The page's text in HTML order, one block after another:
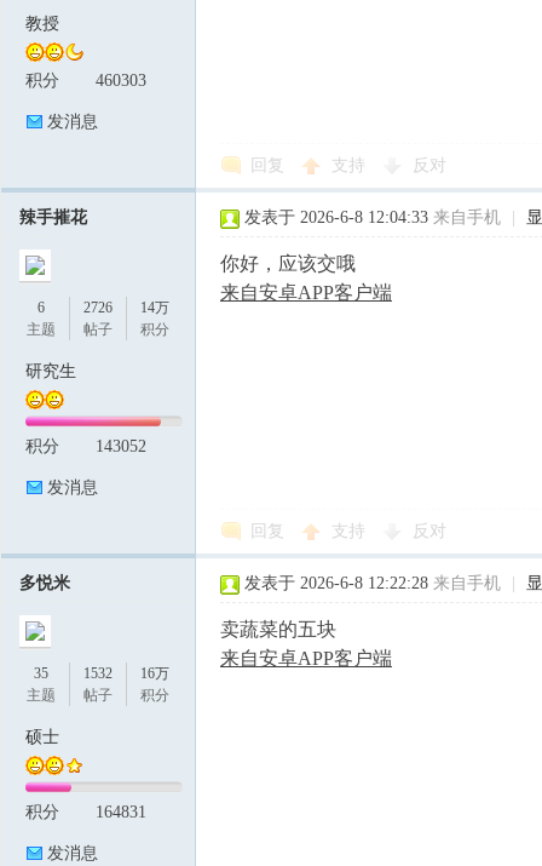
教授
积分 460303
发消息
回复 支持 反对
辣手摧花
6
主题
2726
帖子
14万
积分
研究生
积分 143052
发消息
发表于 2026-6-8 12:04:33 来自手机
你好，应该交哦
来自安卓APP客户端
回复 支持 反对
多悦米
35
主题
1532
帖子
16万
积分
硕士
积分 164831
发消息
发表于 2026-6-8 12:22:28 来自手机
卖蔬菜的五块
来自安卓APP客户端